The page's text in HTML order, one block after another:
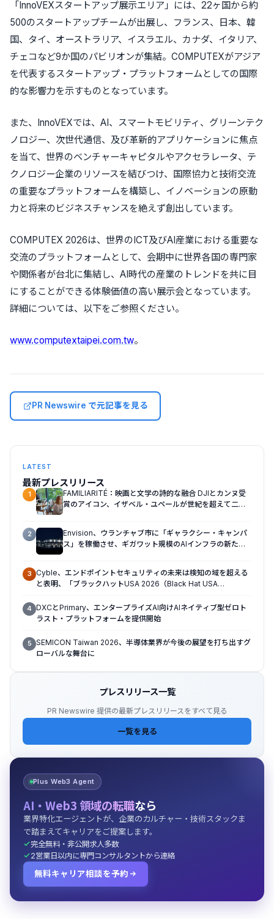
「InnoVEXスタートアップ展示エリア」には、22ヶ国から約
500のスタートアップチームが出展し、フランス、日本、韓
国、タイ、オーストラリア、イスラエル、カナダ、イタリア、
チェコなど9か国のパビリオンが集結。COMPUTEXがアジア
を代表するスタートアップ・プラットフォームとしての国際
的な影響力を示すものとなっています。
また、InnoVEXでは、AI、スマートモビリティ、グリーンテク
ノロジー、次世代通信、及び革新的アプリケーションに焦点
を当て、世界のベンチャーキャピタルやアクセラレータ、テ
クノロジー企業のリソースを結びつけ、国際協力と技術交流
の重要なプラットフォームを構築し、イノベーションの原動
力と将来のビジネスチャンスを絶えず創出しています。
COMPUTEX 2026は、世界のICT及びAI産業における重要な
交流のプラットフォームとして、会期中に世界各国の専門家
や関係者が台北に集結し、AI時代の産業のトレンドを共に目
にすることができる体験価値の高い展示会となっています。
詳細については、以下をご参照ください。
www.computextaipei.com.tw。
PR Newswire で元記事を見る
LATEST
最新プレスリリース
1
FAMILIARITÉ：映画と文学の詩的な融合 DJIとカンヌ受
賞のアイコン、イザベル・ユペールが世紀を超えて二人
2
Envision、ウランチャブ市に「ギャラクシー・キャンパ
ス」を稼働させ、ギガワット規模のAIインフラの新たな
3 Cyble、エンドポイントセキュリティの未来は検知の域を超える
と表明、「ブラックハットUSA 2026（Black Hat USA
4 DXCとPrimary、エンタープライズAI向けAIネイティブ型ゼロト
ラスト・プラットフォームを提供開始
5 SEMICON Taiwan 2026、半導体業界が今後の展望を打ち出すグ
ローバルな舞台に
プレスリリース一覧
PR Newswire 提供の最新プレスリリースをすべて見る
一覧を見る
Plus Web3 Agent
AI・Web3 領域の転職なら
業界特化エージェントが、企業のカルチャー・技術スタックま
で踏まえてキャリアをご提案します。
完全無料・非公開求人多数
2営業日以内に専門コンサルタントから連絡
無料キャリア相談を予約